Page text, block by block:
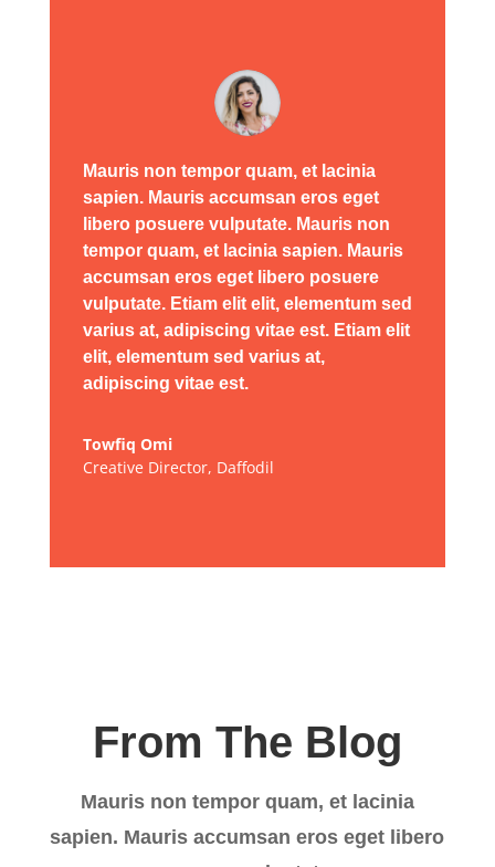
Mauris non tempor quam, et lacinia
sapien. Mauris accumsan eros eget
libero posuere vulputate. Mauris non
tempor quam, et lacinia sapien. Mauris
accumsan eros eget libero posuere
vulputate. Etiam elit elit, elementum sed
varius at, adipiscing vitae est. Etiam elit
elit, elementum sed varius at,
adipiscing vitae est.
Towfiq Omi
Creative Director, Daffodil
From The Blog
Mauris non tempor quam, et lacinia
sapien. Mauris accumsan eros eget libero